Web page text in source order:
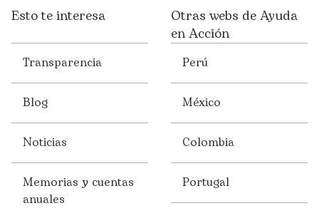
Esto te interesa
Transparencia
Blog
Noticias
Memorias y cuentas
anuales
Otras webs de Ayuda
en Acción
Perú
México
Colombia
Portugal